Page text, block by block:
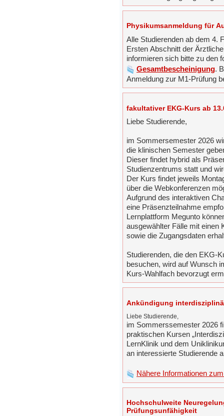
Physikumsanmeldung für
Alle Studierenden ab dem 4.
Ersten Abschnitt der
informieren sich bitte zu den
Gesamtbescheinigung.
Anmeldung zur M1-Prüfung
fakultativer EKG-Kurs ab
Liebe Studierende,
im Sommersemester 2026
die klinischen Semester
Dieser findet hybrid als
Studienzentrums statt und
Der Kurs findet jeweils
über die Webkonferenzen
Aufgrund des interaktiven
eine Präsenzteilnahme
Lernplattform Megunto
ausgewählter Fälle mit einen
sowie die Zugangsdaten
Studierenden, die den EKG-
besuchen, wird auf Wunsch
Kurs-Wahlfach bevorzugt
Ankündigung
Liebe Studierende,
im Sommerssemester 2026
praktischen Kursen
LernKlinik und dem
an interessierte Studierende
Nähere Informationen
Hochschulweite
Prüfungsunfähigkeit